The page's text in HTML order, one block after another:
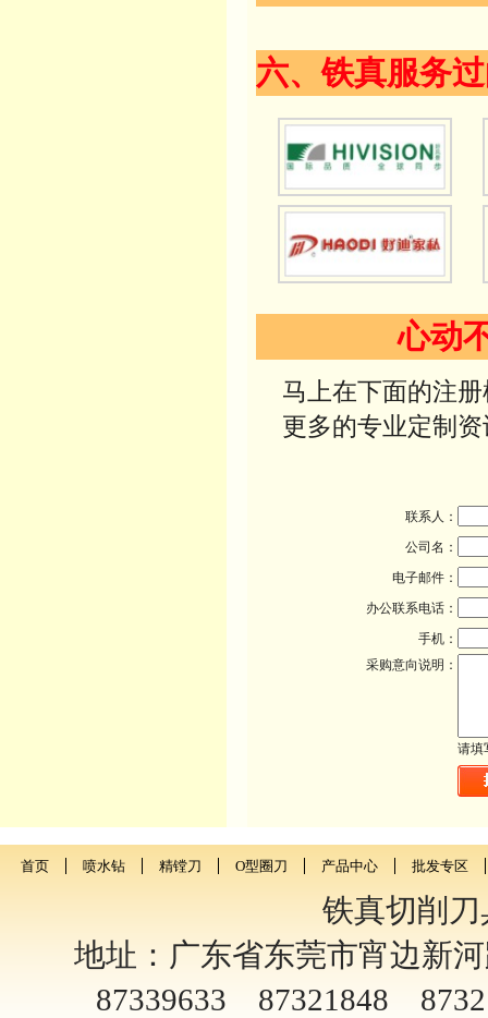
六、铁真服务
心
马上在下面的注
更多的专业定制资
联系人：
公司名：
电子邮件：
办公联系电话：
手机：
采购意向说明：
请填
首页 喷水钻 精镗刀 O型圈刀 产品中心 批发专区
铁真切削
地址：广东省东莞市宵边新
87339633 87321848